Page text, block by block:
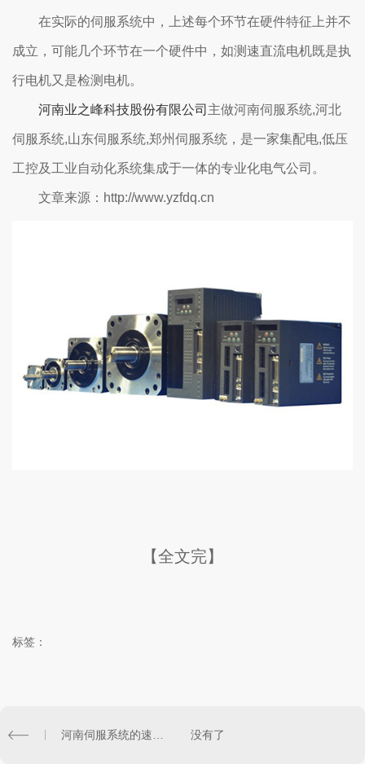
在实际的伺服系统中，上述每个环节在硬件特征上并不
成立，可能几个环节在一个硬件中，如测速直流电机既是执
行电机又是检测电机。
河南业之峰科技股份有限公司 主做河南伺服系统,河北
伺服系统,山东伺服系统,郑州伺服系统，是一家集配电,低压
工控及工业自动化系统集成于一体的专业化电气公司。
文章来源：http://www.yzfdq.cn
【全文完】
标签：
河南伺服系统的速度调整中长期调整是怎样的？ 没有了